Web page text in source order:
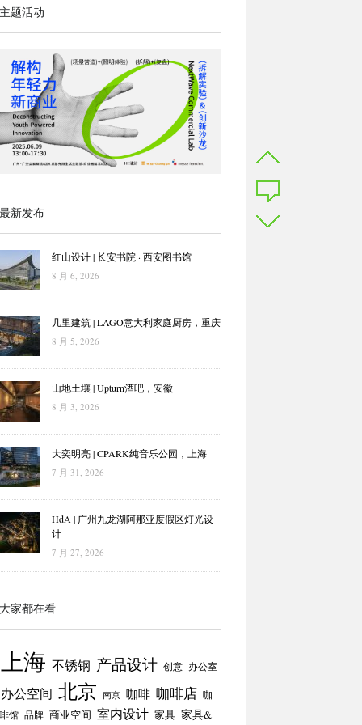
题活动
新发布
红山设计 | 长安书院 · 西安图书馆
8 月 6, 2026
几里建筑 | LAGO意大利家庭厨房，重庆
8 月 5, 2026
山地土壤 | Upturn酒吧，安徽
8 月 3, 2026
大奕明亮 | CPARK纯音乐公园，上海
7 月 31, 2026
HdA | 广州九龙湖阿那亚度假区灯光设
计
7 月 27, 2026
家都在看
上海 不锈钢 产品设计 创意 办公室
办公空间 北京 南京 咖啡 咖啡店 咖
馆 品牌 商业空间 室内设计 家具 家具&